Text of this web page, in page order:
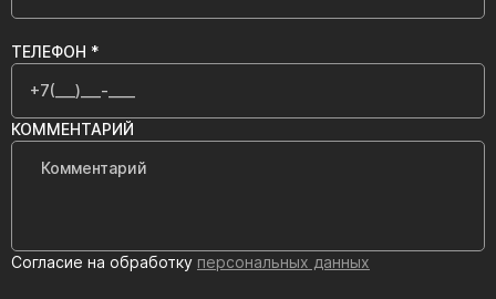
ТЕЛЕФОН *
КОММЕНТАРИЙ
Согласие на обработку персональных данных